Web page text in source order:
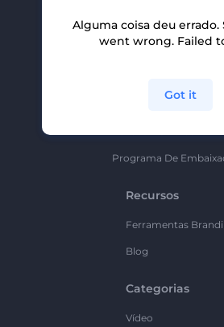
Programa De Afiliados
Programa De
Recursos
Ferramentas
Blog
Categorias
Vídeo
Alguma coisa deu
went wrong. Failed
Got it